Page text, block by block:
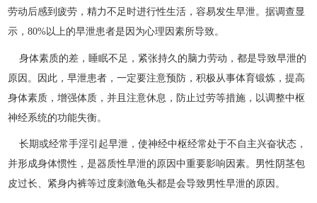
劳动后感到疲劳，精力不足时进行性生活，容易发生早泄。据调查显
示，80%以上的早泄患者是因为心理因素所导致。
身体素质的差，睡眠不足，紧张持久的脑力劳动，都是导致早泄的
原因。因此，早泄患者，一定要注意预防，积极从事体育锻炼，提高
身体素质，增强体质，并且注意休息，防止过劳等措施，以调整中枢
神经系统的功能失衡。
长期或经常手淫引起早泄，使神经中枢经常处于不自主兴奋状态，
并形成身体惯性，是器质性早泄的原因中重要影响因素。男性阴茎包
皮过长、紧身内裤等过度刺激龟头都是会导致男性早泄的原因。